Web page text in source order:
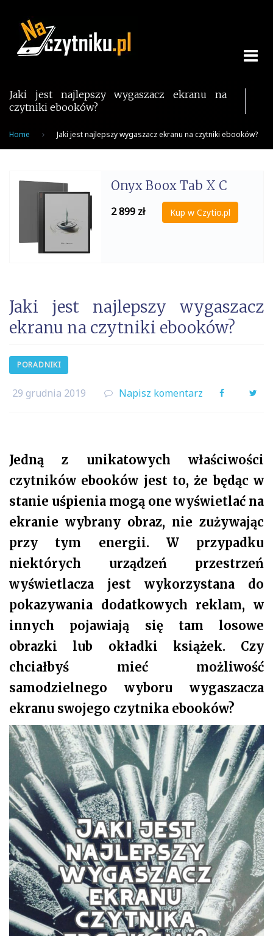
content
Jaki jest najlepszy wygaszacz ekranu na
czytniki ebooków?
Home Jaki jest najlepszy wygaszacz ekranu na czytniki ebooków?
Onyx Boox Tab X C
2 899 zł Kup w Czytio.pl
Jaki jest najlepszy wygaszacz
ekranu na czytniki ebooków?
PORADNIKI
29 grudnia 2019 Napisz komentarz Facebook
Jedną z unikatowych właściwości
czytników ebooków jest to, że będąc w
stanie uśpienia mogą one wyświetlać na
ekranie wybrany obraz, nie zużywając
przy tym energii. W przypadku
niektórych urządzeń przestrzeń
wyświetlacza jest wykorzystana do
pokazywania dodatkowych reklam, w
innych pojawiają się tam losowe
obrazki lub okładki książek. Czy
chciałbyś mieć możliwość
samodzielnego wyboru wygaszacza
ekranu swojego czytnika ebooków?